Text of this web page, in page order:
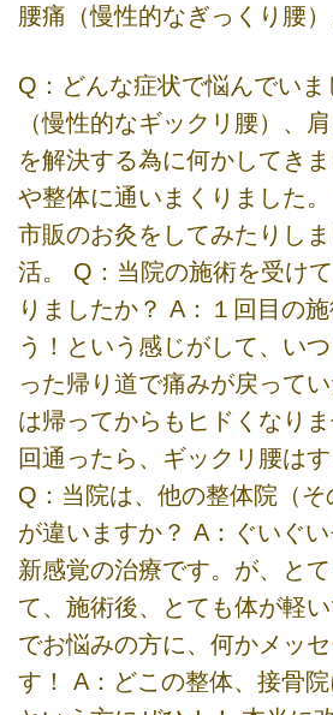
腰痛（慢性的なぎっくり腰）
Q：どんな症状で悩んでい
（慢性的なギックリ腰）、
を解決する為に何かしてき
や整体に通いまくりました
市販のお灸をしてみたりし
活。 Q：当院の施術を受け
りましたか？ A：１回目の
う！という感じがして、い
った帰り道で痛みが戻って
は帰ってからもヒドくなり
回通ったら、ギックリ腰は
Q：当院は、他の整体院（
が違いますか？ A：ぐいぐ
新感覚の治療です。が、と
て、施術後、とても体が軽
でお悩みの方に、何かメッ
す！ A：どこの整体、接骨